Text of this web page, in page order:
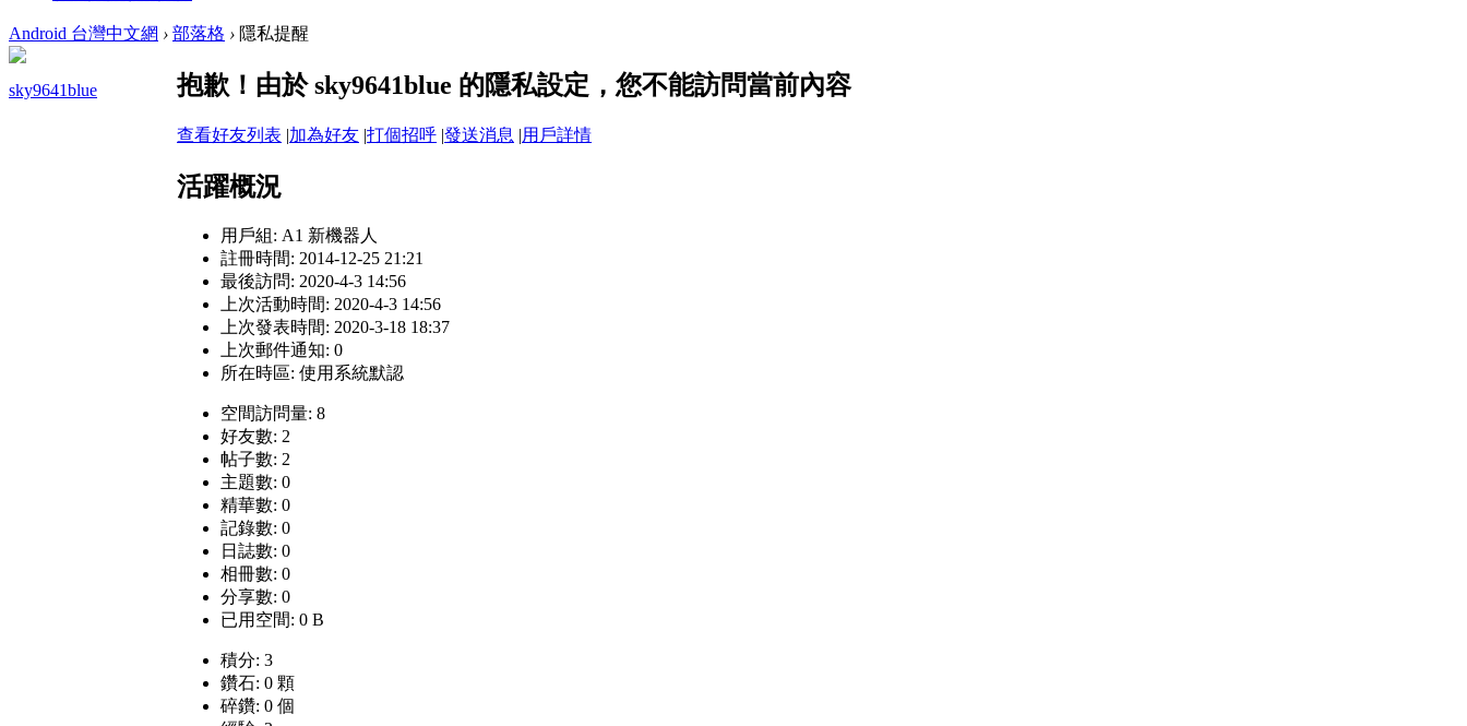
Android 台灣中文網 › 部落格 › 隱私提醒
sky9641blue 抱歉！由於 sky9641blue 的隱私設定，您不能訪問當前內容
查看好友列表 |加為好友 |打個招呼 |發送消息 |用戶詳情
活躍概況
用戶組: A1 新機器人
註冊時間: 2014-12-25 21:21
最後訪問: 2020-4-3 14:56
上次活動時間: 2020-4-3 14:56
上次發表時間: 2020-3-18 18:37
上次郵件通知: 0
所在時區: 使用系統默認
空間訪問量: 8
好友數: 2
帖子數: 2
主題數: 0
精華數: 0
記錄數: 0
日誌數: 0
相冊數: 0
分享數: 0
已用空間: 0 B
積分: 3
鑽石: 0 顆
碎鑽: 0 個